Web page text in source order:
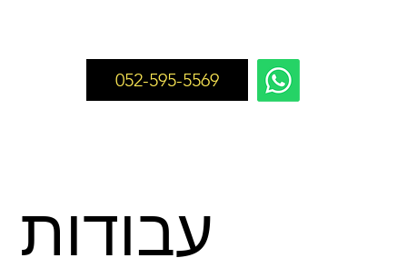
052-595-5569
עבודות